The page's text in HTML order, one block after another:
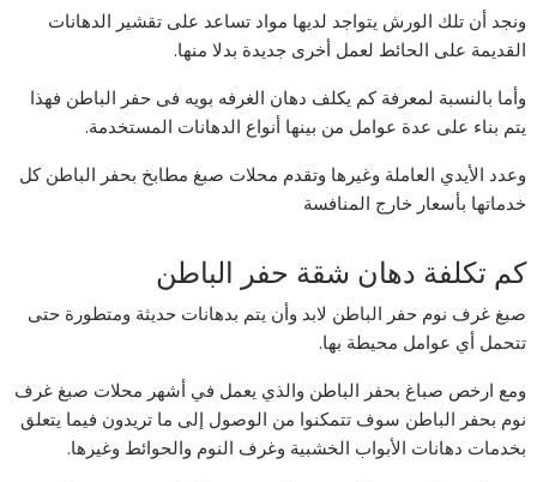
ونجد أن تلك الورش يتواجد لديها مواد تساعد على تقشير الدهانات
القديمة على الحائط لعمل أخرى جديدة بدلا منها.
وأما بالنسبة لمعرفة كم يكلف دهان الغرفه بويه فى حفر الباطن فهذا
يتم بناء على عدة عوامل من بينها أنواع الدهانات المستخدمة.
وعدد الأيدي العاملة وغيرها وتقدم محلات صبغ مطابخ بحفر الباطن كل
خدماتها بأسعار خارج المنافسة
كم تكلفة دهان شقة حفر الباطن
صبغ غرف نوم حفر الباطن لابد وأن يتم بدهانات حديثة ومتطورة حتى
تتحمل أي عوامل محيطة بها.
ومع ارخص صباغ بحفر الباطن والذي يعمل في أشهر محلات صبغ غرف
نوم بحفر الباطن سوف تتمكنوا من الوصول إلى ما تريدون فيما يتعلق
بخدمات دهانات الأبواب الخشبية وغرف النوم والحوائط وغيرها.